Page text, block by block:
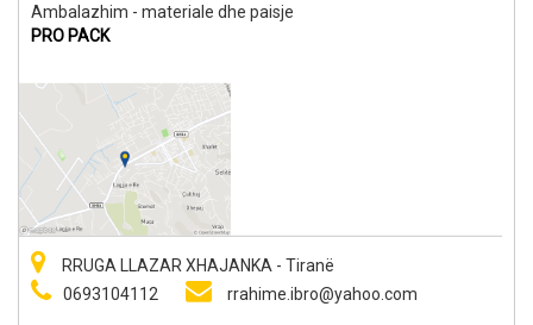
Ambalazhim - materiale dhe paisje
PRO PACK
RRUGA LLAZAR XHAJANKA - Tiranë
0693104112
rrahime.ibro@yahoo.com